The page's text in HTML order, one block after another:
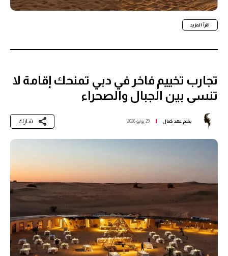
اقرأ المزيد
تجارب تخييم فاخر في دبي تمنحك إقامة لا
تنسى بين الجبال والصحراء
بقلم عهد كمال 29 يوليو 2026 شارك